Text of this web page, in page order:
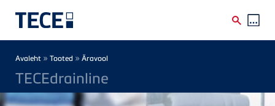
Skip to main content
Breadcrumb
Avaleht » Tooted » Äravool
TECEdrainline